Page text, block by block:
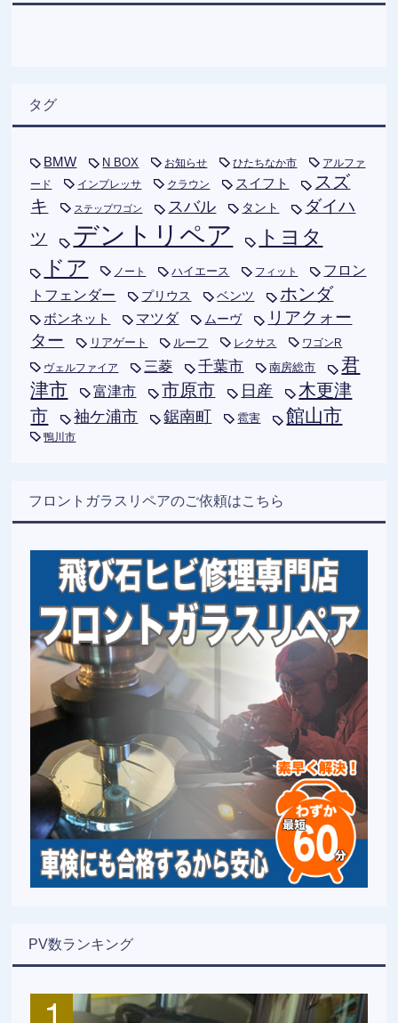
タグ
BMW N BOX お知らせ ひたちなか市
アルファ
ード
インプレッサ クラウン スイフト
スズ
キ
ステップワゴン スバル タント
ダイハ
ツ
デントリペア
トヨタ
ドア
ノート ハイエース フィット
フロン
トフェンダー
プリウス ベンツ ホンダ
ボンネット マツダ ムーヴ
リアクォー
ター
リアゲート ルーフ レクサス ワゴンR
ヴェルファイア 三菱 千葉市 南房総市
君
津市
富津市 市原市 日産
木更津
市
袖ケ浦市 鋸南町 雹害 館山市
鴨川市
フロントガラスリペアのご依頼はこちら
PV数ランキング